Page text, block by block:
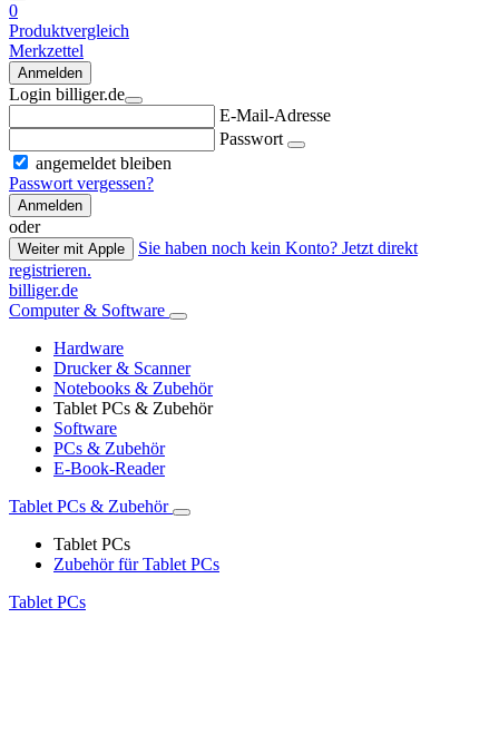
0
Produktvergleich
Merkzettel
Anmelden
Login billiger.de
E-Mail-Adresse
Passwort
angemeldet bleiben
Passwort vergessen?
Anmelden
oder
Weiter mit Apple
Sie haben noch kein Konto? Jetzt direkt
registrieren.
billiger.de
Computer & Software
Hardware
Drucker & Scanner
Notebooks & Zubehör
Tablet PCs & Zubehör
Software
PCs & Zubehör
E-Book-Reader
Tablet PCs & Zubehör
Tablet PCs
Zubehör für Tablet PCs
Tablet PCs